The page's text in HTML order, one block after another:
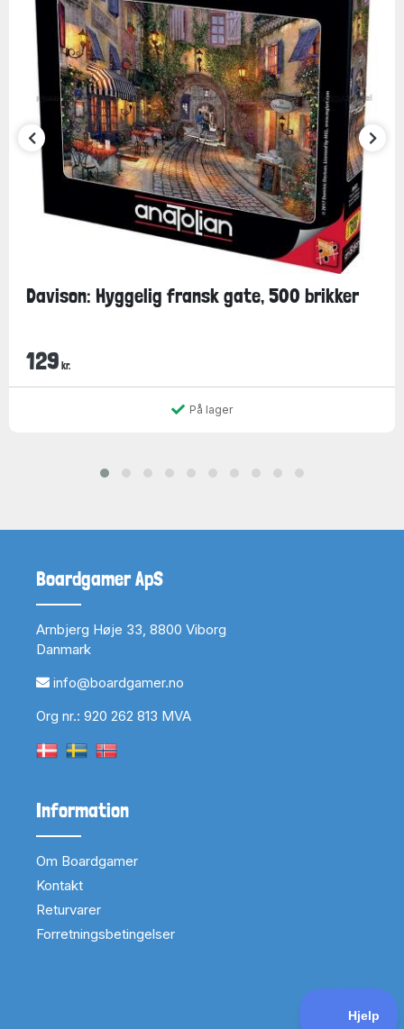
Davison: Hyggelig fransk gate, 500 brikker
129 kr.
På lager
Boardgamer ApS
Arnbjerg Høje 33, 8800 Viborg
Danmark
info@boardgamer.no
Org nr.: 920 262 813 MVA
Information
Om Boardgamer
Kontakt
Returvarer
Forretningsbetingelser